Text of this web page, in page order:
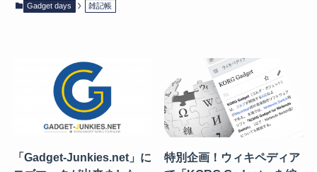
Gadget days 雑記帳
「Gadget-Junkies.net」に
特別企画！ウィキペディア